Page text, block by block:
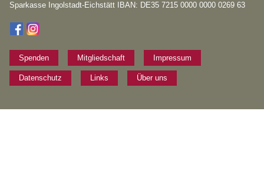
Sparkasse Ingolstadt-Eichstätt IBAN: DE35 7215 0000 0000 0269 63
Spenden Mitgliedschaft Impressum
Datenschutz Links Über uns